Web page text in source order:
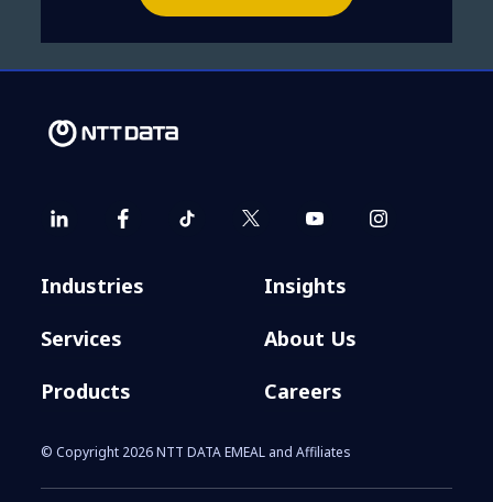
Industries
Services
Products
Insights
About Us
Careers
© Copyright 2026 NTT DATA EMEAL and Affiliates